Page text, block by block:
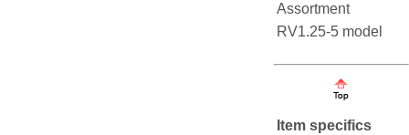
Assortment
RV1.25-5 model
Item specifics